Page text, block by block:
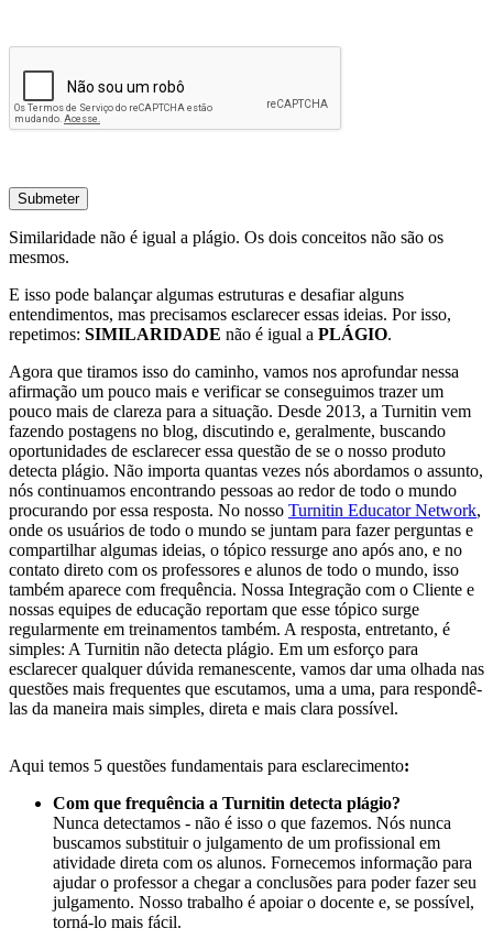
Submeter
Similaridade não é igual a plágio. Os dois conceitos não são os
mesmos.
E isso pode balançar algumas estruturas e desafiar alguns
entendimentos, mas precisamos esclarecer essas ideias. Por isso,
repetimos: SIMILARIDADE não é igual a PLÁGIO.
Agora que tiramos isso do caminho, vamos nos aprofundar nessa
afirmação um pouco mais e verificar se conseguimos trazer um
pouco mais de clareza para a situação. Desde 2013, a Turnitin vem
fazendo postagens no blog, discutindo e, geralmente, buscando
oportunidades de esclarecer essa questão de se o nosso produto
detecta plágio. Não importa quantas vezes nós abordamos o assunto,
nós continuamos encontrando pessoas ao redor de todo o mundo
procurando por essa resposta. No nosso Turnitin Educator Network,
onde os usuários de todo o mundo se juntam para fazer perguntas e
compartilhar algumas ideias, o tópico ressurge ano após ano, e no
contato direto com os professores e alunos de todo o mundo, isso
também aparece com frequência. Nossa Integração com o Cliente e
nossas equipes de educação reportam que esse tópico surge
regularmente em treinamentos também. A resposta, entretanto, é
simples: A Turnitin não detecta plágio. Em um esforço para
esclarecer qualquer dúvida remanescente, vamos dar uma olhada nas
questões mais frequentes que escutamos, uma a uma, para respondê-
las da maneira mais simples, direta e mais clara possível.
Aqui temos 5 questões fundamentais para esclarecimento:
Com que frequência a Turnitin detecta plágio?
Nunca detectamos - não é isso o que fazemos. Nós nunca
buscamos substituir o julgamento de um profissional em
atividade direta com os alunos. Fornecemos informação para
ajudar o professor a chegar a conclusões para poder fazer seu
julgamento. Nosso trabalho é apoiar o docente e, se possível,
torná-lo mais fácil.